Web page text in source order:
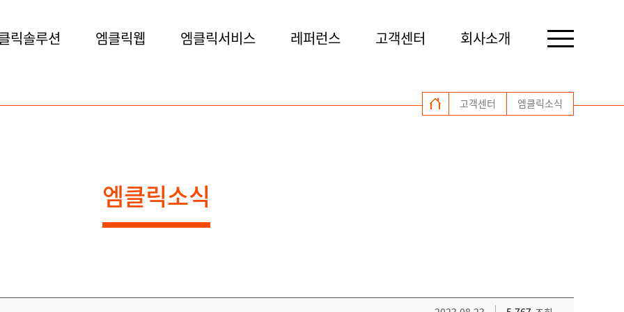
릭솔루션 엠클릭웹 엠클릭서비스 레퍼런스 고객센터 회사소개
고객센터 엠클릭소식
엠클릭소식